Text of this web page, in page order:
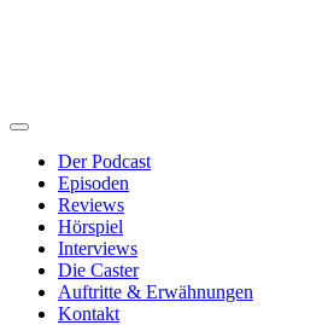
Der Podcast
Episoden
Reviews
Hörspiel
Interviews
Die Caster
Auftritte & Erwähnungen
Kontakt